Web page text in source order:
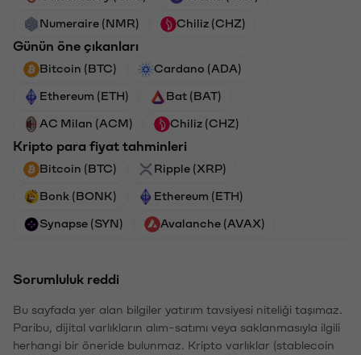
Numeraire (NMR) Chiliz (CHZ)
Günün öne çıkanları
Bitcoin (BTC) Cardano (ADA)
Ethereum (ETH) Bat (BAT)
AC Milan (ACM) Chiliz (CHZ)
Kripto para fiyat tahminleri
Bitcoin (BTC) Ripple (XRP)
Bonk (BONK) Ethereum (ETH)
Synapse (SYN) Avalanche (AVAX)
Sorumluluk reddi
Bu sayfada yer alan bilgiler yatırım tavsiyesi niteliği taşımaz.
Paribu, dijital varlıkların alım-satımı veya saklanmasıyla ilgili
herhangi bir öneride bulunmaz. Kripto varlıklar (stablecoin